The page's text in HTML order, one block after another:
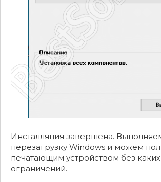
Инсталляция завершена.
перезагрузку Windows и можем
печатающим устройством без
ограничений.